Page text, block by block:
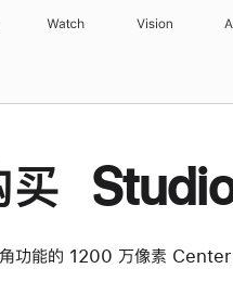
Watch Vision
买
功能的 1200 万像素 Center